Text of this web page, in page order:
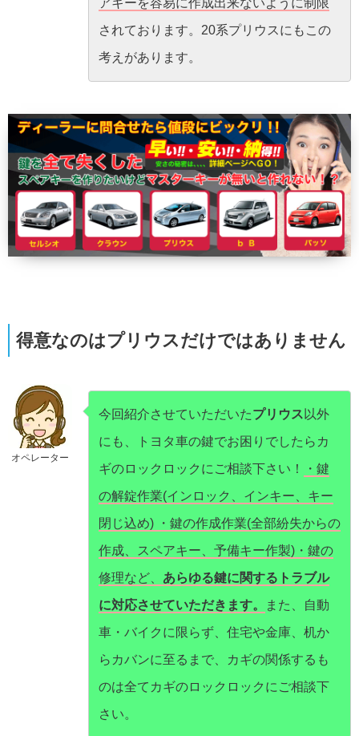
されております。20系プリウスにもこの
考えがあります。
得意なのはプリウスだけではありません
オペレーター
今回紹介させていただいたプリウス 以外
にも、トヨタ車の鍵でお困りでしたらカ
ギのロックロックにご相談下さい！
・鍵
の解錠作業(インロック、インキー、キー
閉じ込め) ・鍵の作成作業(全部紛失からの
作成、スペアキー、予備キー作製)・鍵の
修理など、 あらゆる鍵に関するトラブル
に対応させていただきます。
また、自動
車・バイクに限らず、住宅や金庫、机か
らカバンに至るまで、カギの関係するも
のは全てカギのロックロックにご相談下
さい。